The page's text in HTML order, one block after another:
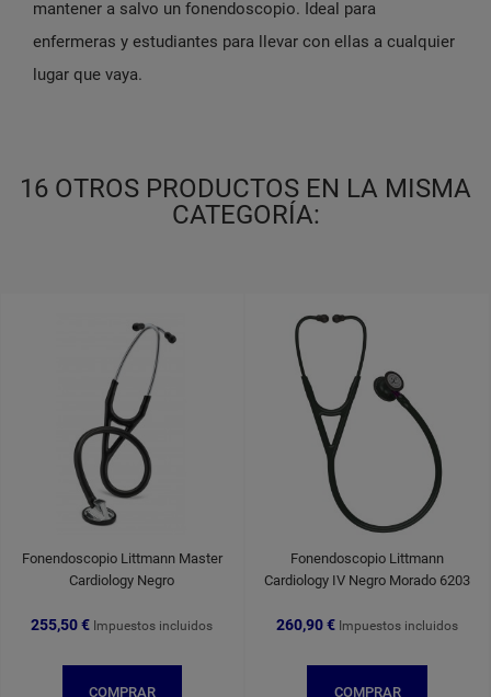
mantener a salvo un fonendoscopio. Ideal para
enfermeras y estudiantes para llevar con ellas a cualquier
lugar que vaya.
16 OTROS PRODUCTOS EN LA MISMA
CATEGORÍA:
Fonendoscopio Littmann Master
Cardiology Negro
255,50 € Impuestos incluidos
COMPRAR
Fonendoscopio Littmann
Cardiology IV Negro Morado 6203
260,90 € Impuestos incluidos
COMPRAR